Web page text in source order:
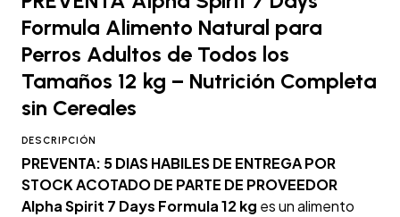
Formula Alimento Natural para
Perros Adultos de Todos los
Tamaños 12 kg – Nutrición Completa
sin Cereales
DESCRIPCIÓN
PREVENTA: 5 DIAS HABILES DE ENTREGA POR
STOCK ACOTADO DE PARTE DE PROVEEDOR
Alpha Spirit 7 Days Formula 12 kg es un alimento